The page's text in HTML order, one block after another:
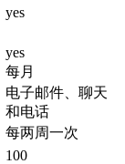
yes
yes
每月
电子邮件、聊天
和电话
每两周一次
100